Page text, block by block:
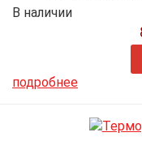
В наличии
подробнее